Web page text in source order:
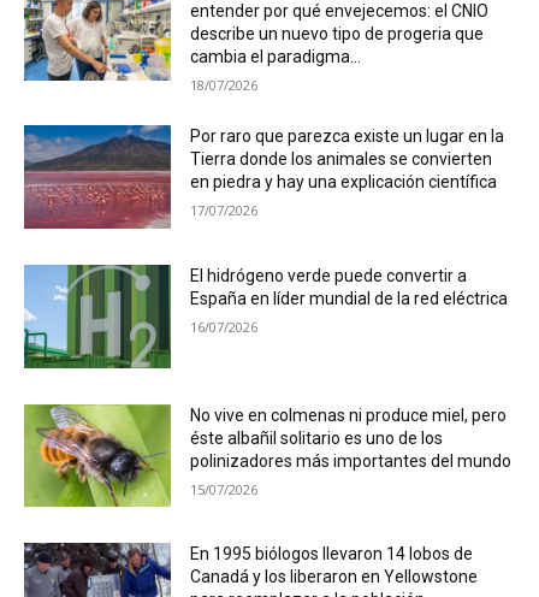
entender por qué envejecemos: el CNIO
describe un nuevo tipo de progeria que
cambia el paradigma...
18/07/2026
Por raro que parezca existe un lugar en la
Tierra donde los animales se convierten
en piedra y hay una explicación científica
17/07/2026
El hidrógeno verde puede convertir a
España en líder mundial de la red eléctrica
16/07/2026
No vive en colmenas ni produce miel, pero
éste albañil solitario es uno de los
polinizadores más importantes del mundo
15/07/2026
En 1995 biólogos llevaron 14 lobos de
Canadá y los liberaron en Yellowstone